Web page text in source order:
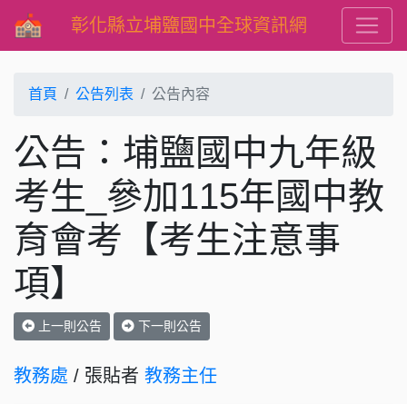
彰化縣立埔鹽國中全球資訊網
首頁 公告列表 公告內容
公告：埔鹽國中九年級
考生_參加115年國中教
育會考【考生注意事
項】
上一則公告 下一則公告
教務處 / 張貼者 教務主任